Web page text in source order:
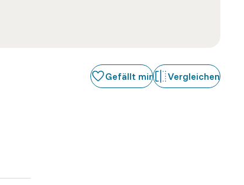
Gefällt mir Vergleichen